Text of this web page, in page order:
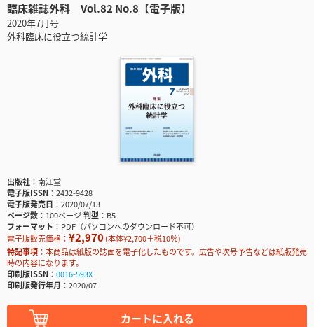
臨床雑誌外科 Vol.82 No.8【電子版】
2020年7月号
外科臨床に役立つ統計学
出版社
南江堂
電子版ISSN
2432-9428
電子版発売日
2020/07/13
ページ数
100ページ判型
B5
フォーマット
PDF（パソコンへのダウンロード不可）
電子版販売価格： ¥2,970(本体¥2,700＋税10％)
特記事項
本商品は紙版の誌面を電子化したものです。広告や次号予告などは紙版発売
時の内容になります。
印刷版ISSN
0016-593X
印刷版発行年月
2020/07
カートに入れる